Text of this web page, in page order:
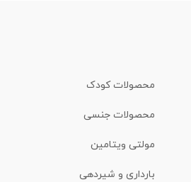
محصولات کودک
محصولات جنسی
مولتی ویتامین
بارداری و شیردهی